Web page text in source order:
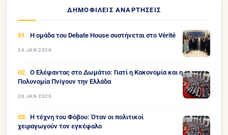
ΔΗΜΟΦΙΛΕΊΣ ΑΝΑΡΤΉΣΕΙΣ
Η ομάδα του Debate House συστήνεται στο Vérité
26 JAN 2026
Ο Ελέφαντας στο Δωμάτιο: Γιατί η Κακονομία και η
Πολυνομία Πνίγουν την Ελλάδα
26 JAN 2026
Η τέχνη του Φόβου: Όταν οι πολιτικοί
χειραγωγούν τον εγκέφαλο